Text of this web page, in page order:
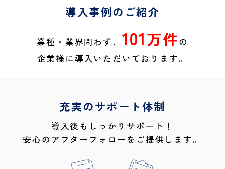
導入事例のご紹介
業種・業界問わず、 101万件の
企業様に導入いただいております。
充実のサポート体制
導入後もしっかりサポート！
安心のアフターフォローをご提供します。